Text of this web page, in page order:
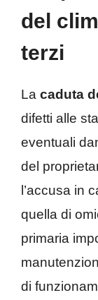
del
terzi
La caduta
difetti alle
eventuali
del
l’accusa in
quella di
primaria
di